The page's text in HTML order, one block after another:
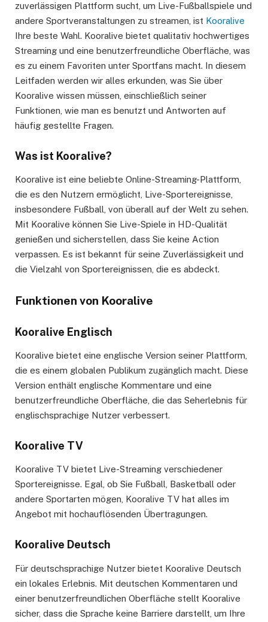
zuverlässigen Plattform sucht, um Live-Fußballspiele und
andere Sportveranstaltungen zu streamen, ist Kooralive
Ihre beste Wahl. Kooralive bietet qualitativ hochwertiges
Streaming und eine benutzerfreundliche Oberfläche, was
es zu einem Favoriten unter Sportfans macht. In diesem
Leitfaden werden wir alles erkunden, was Sie über
Kooralive wissen müssen, einschließlich seiner
Funktionen, wie man es benutzt und Antworten auf
häufig gestellte Fragen.
Was ist Kooralive?
Kooralive ist eine beliebte Online-Streaming-Plattform,
die es den Nutzern ermöglicht, Live-Sportereignisse,
insbesondere Fußball, von überall auf der Welt zu sehen.
Mit Kooralive können Sie Live-Spiele in HD-Qualität
genießen und sicherstellen, dass Sie keine Action
verpassen. Es ist bekannt für seine Zuverlässigkeit und
die Vielzahl von Sportereignissen, die es abdeckt.
Funktionen von Kooralive
Kooralive Englisch
Kooralive bietet eine englische Version seiner Plattform,
die es einem globalen Publikum zugänglich macht. Diese
Version enthält englische Kommentare und eine
benutzerfreundliche Oberfläche, die das Seherlebnis für
englischsprachige Nutzer verbessert.
Kooralive TV
Kooralive TV bietet Live-Streaming verschiedener
Sportereignisse. Egal, ob Sie Fußball, Basketball oder
andere Sportarten mögen, Kooralive TV hat alles im
Angebot mit hochauflösenden Übertragungen.
Kooralive Deutsch
Für deutschsprachige Nutzer bietet Kooralive Deutsch
ein lokales Erlebnis. Mit deutschen Kommentaren und
einer benutzerfreundlichen Oberfläche stellt Kooralive
sicher, dass die Sprache keine Barriere darstellt, um Ihre